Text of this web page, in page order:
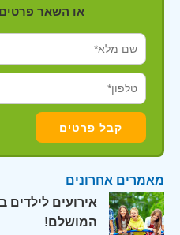
או השאר פרטים
מאמרים אחרונים
אירועים לילדים
המושלם!